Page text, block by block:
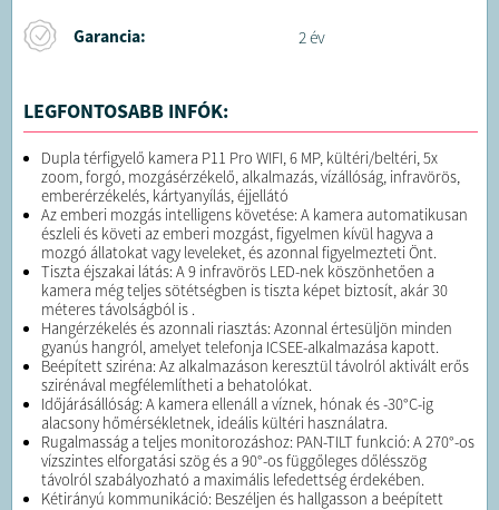
Garancia: 2 év
LEGFONTOSABB INFÓK:
Dupla térfigyelő kamera P11 Pro WIFI, 6 MP, kültéri/beltéri, 5x
zoom, forgó, mozgásérzékelő, alkalmazás, vízállóság, infravörös,
emberérzékelés, kártyanyílás, éjjellátó
Az emberi mozgás intelligens követése: A kamera automatikusan
észleli és követi az emberi mozgást, figyelmen kívül hagyva a
mozgó állatokat vagy leveleket, és azonnal figyelmezteti Önt.
Tiszta éjszakai látás: A 9 infravörös LED-nek köszönhetően a
kamera még teljes sötétségben is tiszta képet biztosít, akár 30
méteres távolságból is .
Hangérzékelés és azonnali riasztás: Azonnal értesüljön minden
gyanús hangról, amelyet telefonja ICSEE-alkalmazása kapott.
Beépített sziréna: Az alkalmazáson keresztül távolról aktivált erős
szirénával megfélemlítheti a behatolókat.
Időjárásállóság: A kamera ellenáll a víznek, hónak és -30°C-ig
alacsony hőmérsékletnek, ideális kültéri használatra.
Rugalmasság a teljes monitorozáshoz: PAN-TILT funkció: A 270°-os
vízszintes elforgatási szög és a 90°-os függőleges dőlésszög
távolról szabályozható a maximális lefedettség érdekében.
Kétirányú kommunikáció: Beszéljen és hallgasson a beépített